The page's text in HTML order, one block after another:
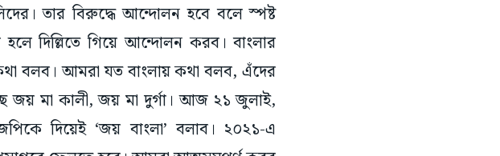
তার বিরুদ্ধে আন্দোলন হবে বলে স্পষ্ট
দিল্লিতে গিয়ে আন্দোলন করব। বাংলার
বলব। আমরা যত বাংলায় কথা বলব, এঁদের
জয় মা কালী, জয় মা দুর্গা। আজ ২১ জুলাই,
দিয়েই ‘জয় বাংলা’ বলাব। ২০২১-এ